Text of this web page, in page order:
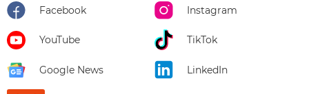
Facebook Instagram
YouTube TikTok
Google News LinkedIn